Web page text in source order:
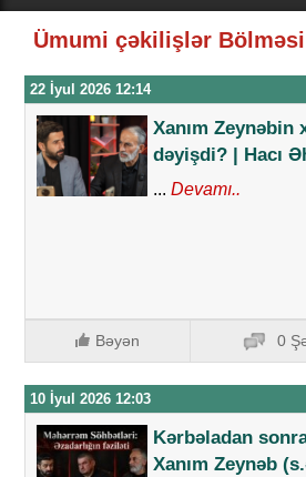
Ümumi çəkilişlər Bölməsi
22 İyul 2026 12:14
Xanım Zeynəbin
dəyişdi? | Hacı
... Devamı..
Bəyən 0
10 İyul 2026 12:03
Kərbəladan
Xanım Zeynəb